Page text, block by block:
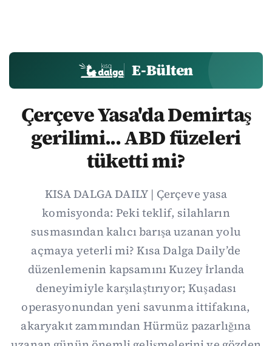
E-Bülten
Çerçeve Yasa'da Demirtaş
gerilimi... ABD füzeleri
tüketti mi?
KISA DALGA DAILY | Çerçeve yasa
komisyonda: Peki teklif, silahların
susmasından kalıcı barışa uzanan yolu
açmaya yeterli mi? Kısa Dalga Daily’de
düzenlemenin kapsamını Kuzey İrlanda
deneyimiyle karşılaştırıyor; Kuşadası
operasyonundan yeni savunma ittifakına,
akaryakıt zammından Hürmüz pazarlığına